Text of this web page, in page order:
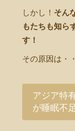
しかし！ そん
もたちも知ら
す！
その原因は・
アジア特
が睡眠不